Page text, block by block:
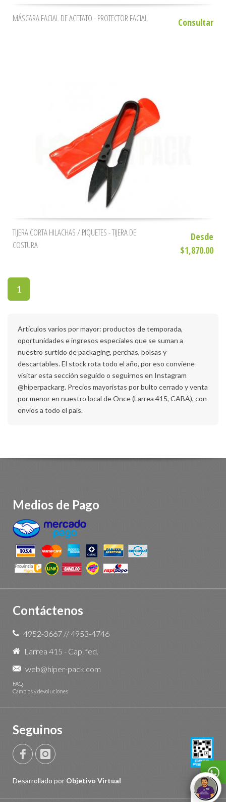
MÁSCARA FACIAL DE ACETATO - PROTECTOR FACIAL Consultar
TIJERA CORTA HILACHAS / PIQUETES - TIJERA DE
COSTURA
Desde
$1,870.00
1
Artículos varios por mayor: productos de temporada,
oportunidades e ingresos especiales que se suman a
nuestro surtido de packaging, perchas, bolsas y
descartables. El stock rota todo el año, por eso conviene
visitar esta sección seguido o seguirnos en Instagram
@hiperpackarg. Precios mayoristas por bulto cerrado y venta
por menor en nuestro local de Once (Larrea 415, CABA), con
envíos a todo el país.
Medios de Pago
Contáctenos
4952-3667 //4953-4746
Larrea 415 - Cap. fed.
web@hiper-pack.com
FAQ
Cambios y devoluciones
Seguinos
Desarrollado por Objetivo Virtual